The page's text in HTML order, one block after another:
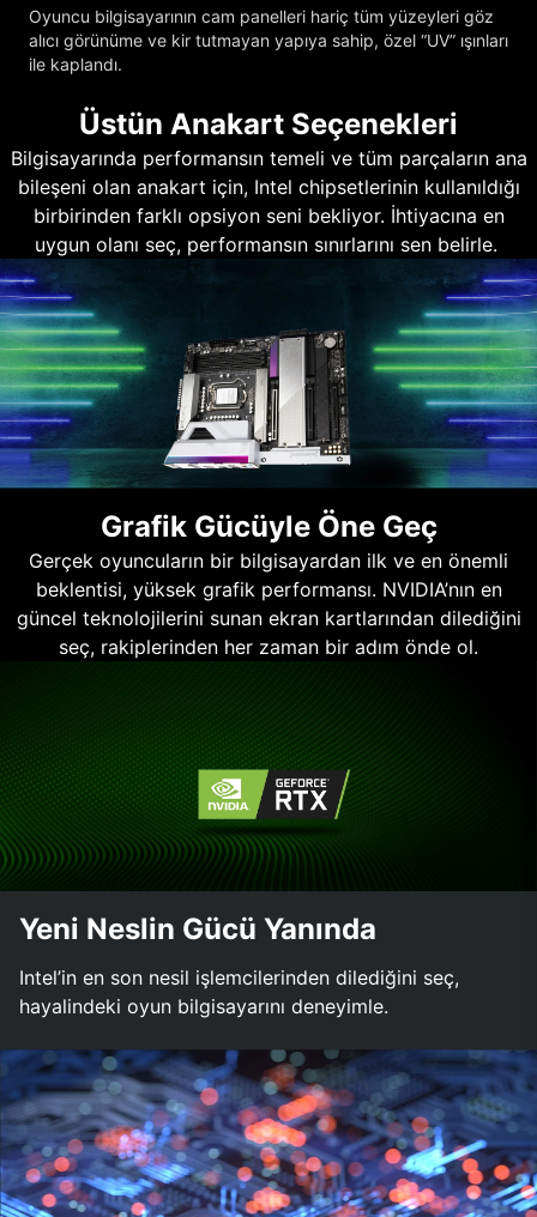
Oyuncu bilgisayarının cam panelleri hariç tüm yüzeyleri göz
alıcı görünüme ve kir tutmayan yapıya sahip, özel “UV” ışınları
ile kaplandı.
Üstün Anakart Seçenekleri
Bilgisayarında performansın temeli ve tüm parçaların ana
bileşeni olan anakart için, Intel chipsetlerinin kullanıldığı
birbirinden farklı opsiyon seni bekliyor. İhtiyacına en
uygun olanı seç, performansın sınırlarını sen belirle.
Grafik Gücüyle Öne Geç
Gerçek oyuncuların bir bilgisayardan ilk ve en önemli
beklentisi, yüksek grafik performansı. NVIDIA’nın en
güncel teknolojilerini sunan ekran kartlarından dilediğini
seç, rakiplerinden her zaman bir adım önde ol.
Yeni Neslin Gücü Yanında
Intel’in en son nesil işlemcilerinden dilediğini seç,
hayalindeki oyun bilgisayarını deneyimle.